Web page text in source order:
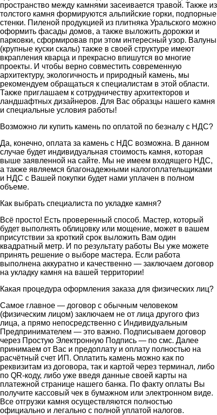
пространство между камнями засеивается травой. Также из
толстого камня формируются альпийские горки, подпорные
стенки. Пиленой продукцией из плитняка Уральского можно
оформить фасады домов, а также выложить дорожки и
парковки, сформировав при этом интересный узор. Валуны
(крупные куски скалы) также в своей структуре имеют
вкрапления кварца и прекрасно впишутся во многие
проекты. И чтобы верно совместить современную
архитектуру, экологичность и природный камень, мы
рекомендуем обращаться к специалистам в этой области.
Также приглашаем к сотрудничеству архитекторов и
ландшафтных дизайнеров. Для Вас образцы нашего камня
и специальные условия работы!
Возможно ли купить камень по оплатой по безналу с НДС?
Да, конечно, оплата за камень с НДС возможна. В данном
случае будет индивидуальная стоимость камня, которая
выше заявленной на сайте. Мы не имеем входящего НДС,
а также являемся благонадежными налогоплательщиками
и НДС с Вашей покупки будет нами уплачен в полном
объеме.
Как выбрать специалиста по укладке камня?
Всё просто! Есть проверенный способ. Мастер, который
будет выполнять облицовку или мощение, может в вашем
присутствии за кроткий срок выложить Вам один
квадратный метр. И по результату работы Вы уже можете
принять решение о выборе мастера. Если работа
выполнена аккуратно и качественно — заключаем договор
на укладку камня на вашей территории!
Какая процедура оформления заказа для физических лиц?
Самое главное — договор с обычным человеком
(физическим лицом) заключаем не от лица другого физ
лица, а прямо непосредственно с Индивидуальным
Предпринимателем — это важно. Подписываем договор
через Простую Электронную Подпись — по смс. Далее
принимаем от Вас и предоплату и оплату полностью на
расчётный счет ИП. Оплатить камень можно как по
реквизитам из договора, так и картой через терминал, либо
по QR-коду, либо уже введя данные своей карты на
платежной странице нашего банка. По факту оплаты Вы
получите кассовый чек в бумажном или электронном виде.
Все отгрузки камня осуществляются полностью
официально и легально с полной уплатой налогов.